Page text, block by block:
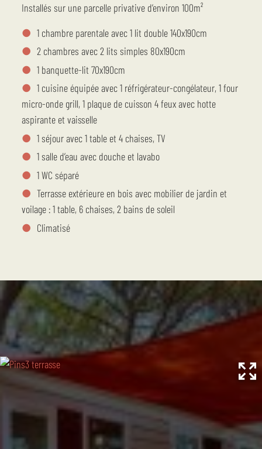
Installés sur une parcelle privative d’environ 100m²
1 chambre parentale avec 1 lit double 140x190cm
2 chambres avec 2 lits simples 80x190cm
1 banquette-lit 70x190cm
1 cuisine équipée avec 1 réfrigérateur-congélateur, 1 four
micro-onde grill, 1 plaque de cuisson 4 feux avec hotte
aspirante et vaisselle
1 séjour avec 1 table et 4 chaises, TV
1 salle d’eau avec douche et lavabo
1 WC séparé
Terrasse extérieure en bois avec mobilier de jardin et
voilage : 1 table, 6 chaises, 2 bains de soleil
Climatisé